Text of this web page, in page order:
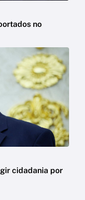
no
cidadania por